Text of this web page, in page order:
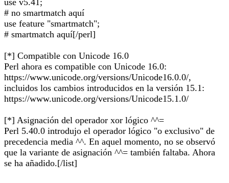
use v5.41;
# no smartmatch aquí
use feature "smartmatch";
# smartmatch aquí[/perl]
[*] Compatible con Unicode 16.0
Perl ahora es compatible con Unicode 16.0:
https://www.unicode.org/versions/Unicode16.0.0/,
incluidos los cambios introducidos en la versión 15.1:
https://www.unicode.org/versions/Unicode15.1.0/
[*] Asignación del operador xor lógico ^^=
Perl 5.40.0 introdujo el operador lógico "o exclusivo" de
precedencia media ^^. En aquel momento, no se observó
que la variante de asignación ^^= también faltaba. Ahora
se ha añadido.[/list]